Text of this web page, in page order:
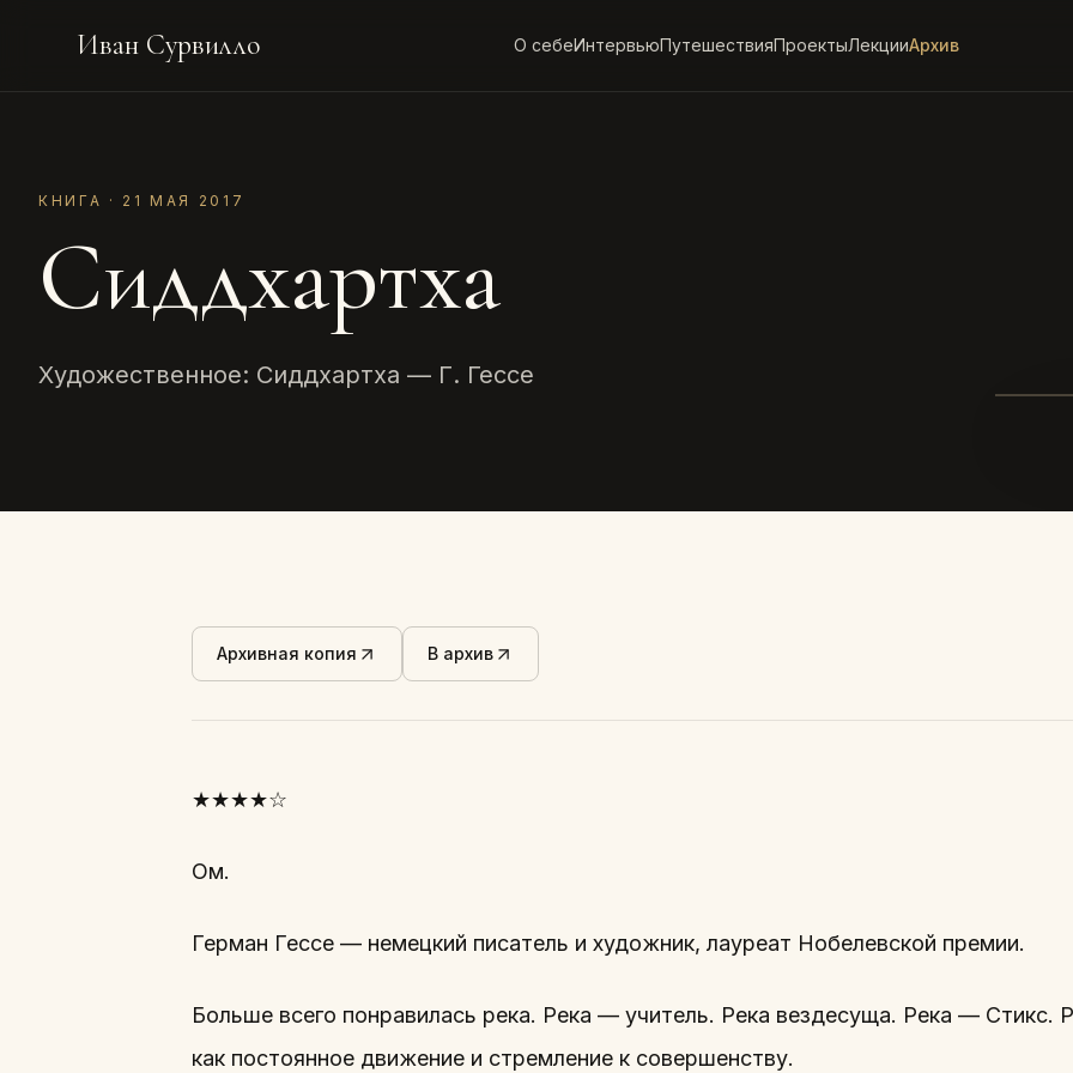
Иван Сурвилло О себеИнтервьюПутешествияПроектыЛекцииАрхив
КНИГА · 21 МАЯ 2017
Сиддхартха
Художественное: Сиддхартха — Г. Гессе
Архивная копия В архив
★★★★☆
Ом.
Герман Гессе — немецкий писатель и художник, лауреат Нобелевской премии.
Больше всего понравилась река. Река — учитель. Река вездесуща. Река — Стикс.
как постоянное движение и стремление к совершенству.